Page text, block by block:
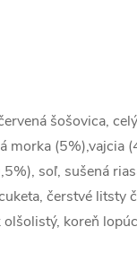
šošovica,
(5%),vajcia
soľ, sušená
čerstvé
koreň